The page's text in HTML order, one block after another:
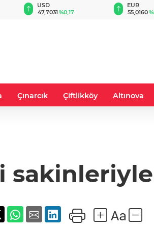
USD
47,7031%0,17
EUR
55,0160
Çınarcık Çiftlikköy Altınova